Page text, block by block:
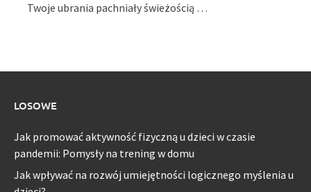
Twoje ubrania pachniały świeżością …
LOSOWE
Jak promować aktywność fizyczną u dzieci w czasie
pandemii: Pomysły na trening w domu
Jak wpływać na rozwój umiejętności logicznego myślenia u